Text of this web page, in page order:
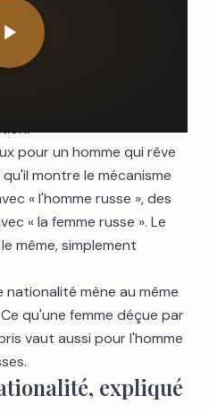
protecteur, profondément
chaque individu les
une culture. Confrontée
pour un homme qui rêve
montre le mécanisme
« l'homme russe », des
« la femme russe ». Le
même, simplement
nationalité mène au même
qu'une femme déçue par
vaut aussi pour l'homme
expliqué